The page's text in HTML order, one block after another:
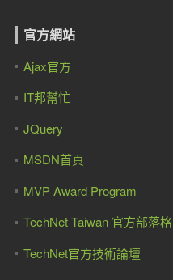
官方網站
Ajax官方
IT邦幫忙
JQuery
MSDN首頁
MVP Award Program
TechNet Taiwan 官方部落格
TechNet官方技術論壇